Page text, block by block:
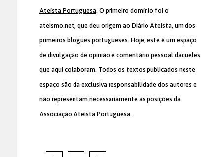
Ateísta Portuguesa. O primeiro domínio foi o
ateismo.net, que deu origem ao Diário Ateísta, um dos
primeiros blogues portugueses. Hoje, este é um espaço
de divulgação de opinião e comentário pessoal daqueles
que aqui colaboram. Todos os textos publicados neste
espaço são da exclusiva responsabilidade dos autores e
não representam necessariamente as posições da
Associação Ateísta Portuguesa.